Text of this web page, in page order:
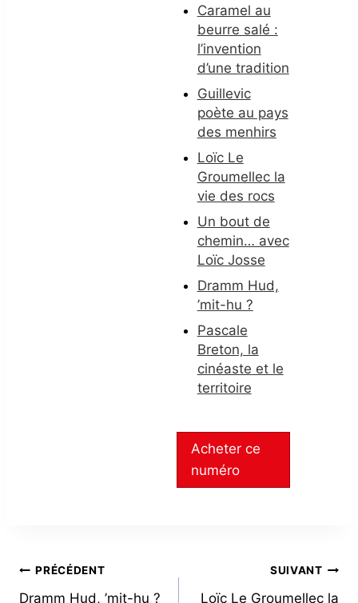
Caramel au
beurre salé :
l’invention
d’une tradition
Guillevic
poète au pays
des menhirs
Loïc Le
Groumellec la
vie des rocs
Un bout de
chemin… avec
Loïc Josse
Dramm Hud,
’mit-hu ?
Pascale
Breton, la
cinéaste et le
territoire
Acheter ce
numéro
NAVIGATION
PRÉCÉDENT
Dramm Hud, ’mit-hu ?
SUIVANT
Loïc Le Groumellec la